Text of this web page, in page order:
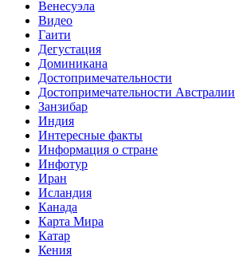
Венесуэла
Видео
Гаити
Дегустация
Доминикана
Достопримечательности
Достопримечательности Австралии
Занзибар
Индия
Интересные факты
Информация о стране
Инфотур
Иран
Исландия
Канада
Карта Мира
Катар
Кения